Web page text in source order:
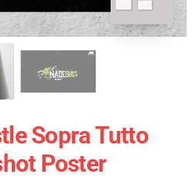
Sopra Tutto
Poster